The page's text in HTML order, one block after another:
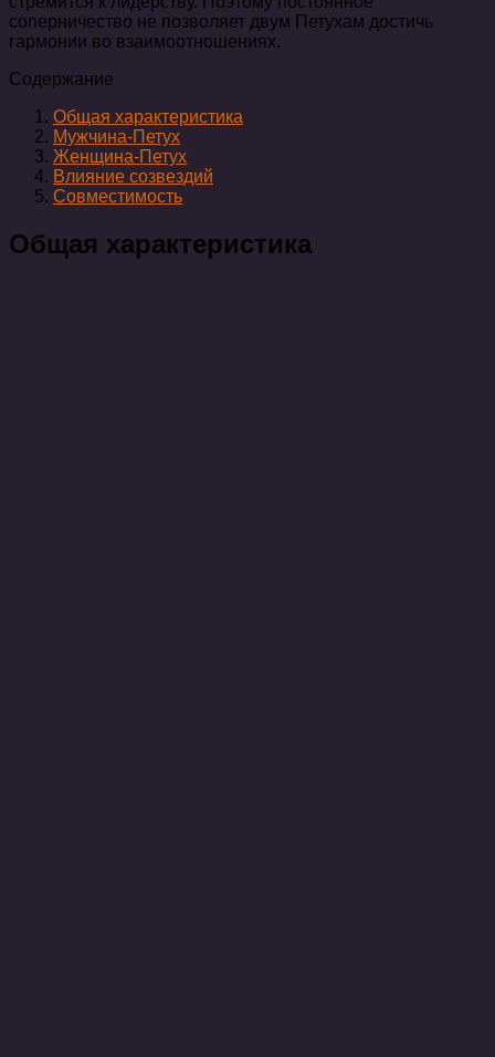
соперничество не позволяет двум Петухам достичь
гармонии во взаимоотношениях.
Содержание
Общая характеристика
Мужчина-Петух
Женщина-Петух
Влияние созвездий
Совместимость
Общая характеристика